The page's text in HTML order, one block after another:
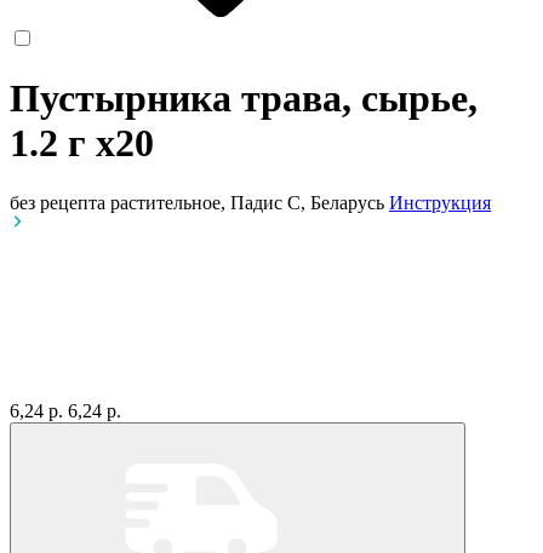
Пустырника трава, сырье,
1.2 г x20
без рецепта растительное, Падис С, Беларусь Инструкция
6,24 р. 6,24 р.